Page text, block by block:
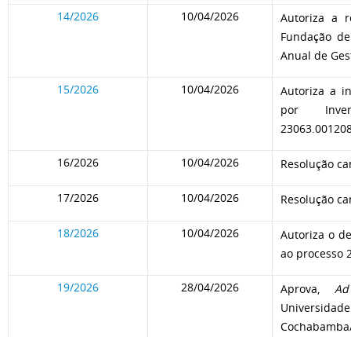
14/2026
10/04/2026
Autoriza a
Fundação
Anual de
15/2026 10/04/2026
Autoriza a
por
16/2026 10/04/2026 Resolução
17/2026 10/04/2026 Resolução
18/2026 10/04/2026
Autoriza o
ao processo
19/2026 28/04/2026 Aprova,